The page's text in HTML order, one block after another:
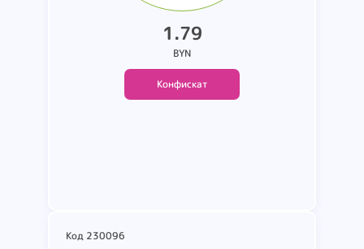
(5).серый (5). Вес 0.878 кг.
1.79
BYN
Конфискат
Код 230096